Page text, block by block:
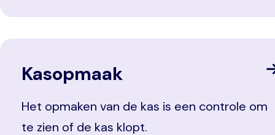
Kasopmaak
Het opmaken van de kas is een controle om
te zien of de kas klopt.